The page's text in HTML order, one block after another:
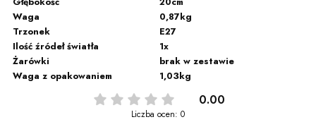
Waga
0,87kg
Trzonek
E27
Ilość źródeł światła
1x
Żarówki
brak w zestawie
Waga z opakowaniem
1,03kg
0.00
Liczba ocen: 0